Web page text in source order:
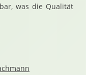
was die Qualität